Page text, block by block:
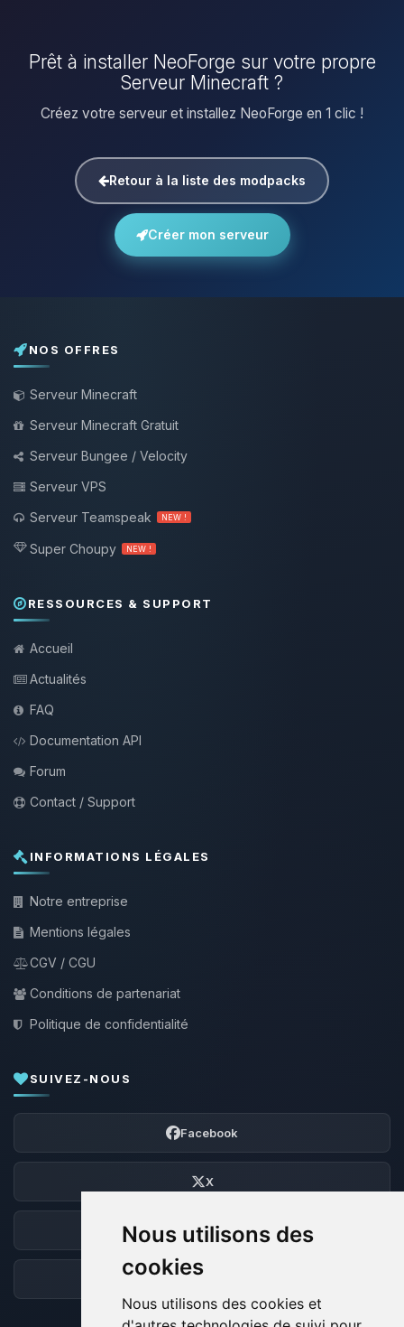
Nous utilisons des
cookies
Nous utilisons des cookies et
Prêt à installer NeoForge sur votre propre
Serveur Minecraft ?
Créez votre serveur et installez NeoForge en 1 clic !
Retour à la liste des modpacks
Créer mon serveur
NOS OFFRES
Serveur Minecraft
Serveur Minecraft Gratuit
Serveur Bungee / Velocity
Serveur VPS
Serveur Teamspeak
NEW !
Super Choupy NEW !
RESSOURCES & SUPPORT
Accueil
Actualités
FAQ
Documentation API
Forum
Contact / Support
INFORMATIONS LÉGALES
Notre entreprise
Mentions légales
CGV / CGU
Conditions de partenariat
Politique de confidentialité
SUIVEZ-NOUS
Facebook
X
Discord
Forum